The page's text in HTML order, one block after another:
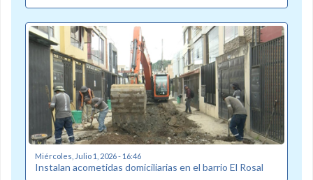
Miércoles, Julio 1, 2026 - 16:46
Instalan acometidas domiciliarias en el barrio El Rosal